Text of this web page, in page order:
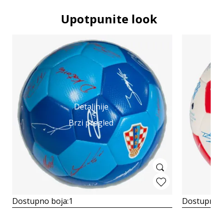
Upotpunite look
Detaljnije
Brzi pregled
Dostupno boja:1